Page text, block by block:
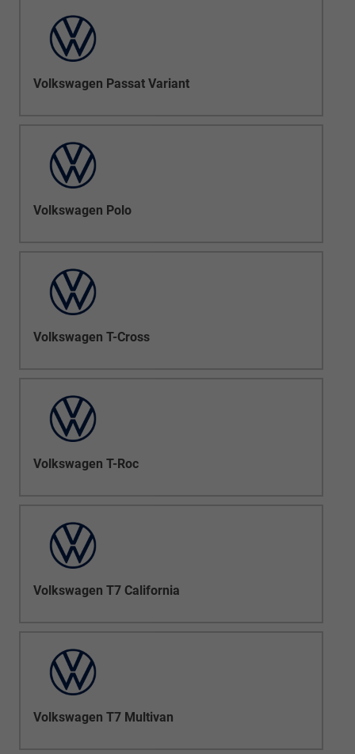
Volkswagen Passat Variant
Volkswagen Polo
Volkswagen T-Cross
Volkswagen T-Roc
Volkswagen T7 California
Volkswagen T7 Multivan